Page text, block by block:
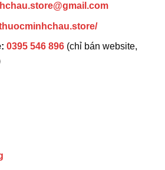
0395 546 896 (chỉ bán website,